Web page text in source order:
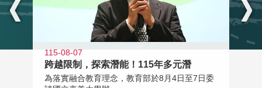
115-08-07
跨越限制，探索潛能！115年多元潛
為落實融合教育理念，教育部於8月4日至7日委